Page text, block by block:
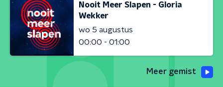
Nooit Meer Slapen - Gloria
Wekker
wo 5 augustus
00:00 - 01:00
Meer gemist